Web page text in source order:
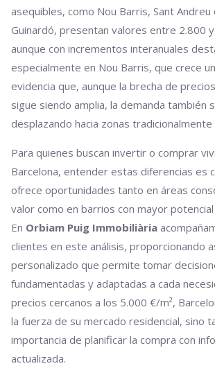
asequibles, como Nou Barris, Sant
Guinardó, presentan valores entre 2.800
aunque con incrementos interanuales
especialmente en Nou Barris, que crece
evidencia que, aunque la brecha de
sigue siendo amplia, la demanda también
desplazando hacia zonas tradicionalmente
Para quienes buscan invertir o comprar
Barcelona, entender estas diferencias es
ofrece oportunidades tanto en áreas
valor como en barrios con mayor
En Orbiam Puig Immobiliària
clientes en este análisis, proporcionando
personalizado que permite tomar
fundamentadas y adaptadas a cada
precios cercanos a los 5.000 €/m²,
la fuerza de su mercado residencial, sino
importancia de planificar la compra con
actualizada.